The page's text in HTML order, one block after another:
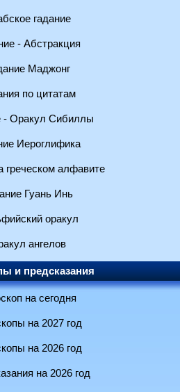
гадание
- Абстракция
Маджонг
по цитатам
- Оракул Сибиллы
Иероглифика
греческом алфавите
Гуань Инь
оракул
ангелов
и предсказания
на сегодня
на 2027 год
на 2026 год
на 2026 год